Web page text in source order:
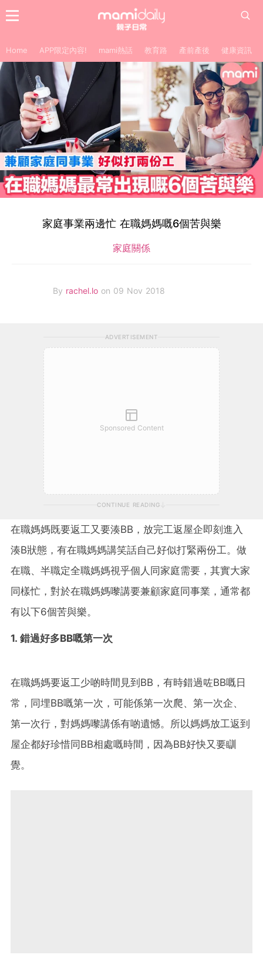
Home APP限定內容! mami熱話 教育路 產前產後 健康資訊
家庭事業兩邊忙 在職媽媽嘅6個苦與樂
家庭關係
By rachel.lo on 09 Nov 2018
ADVERTISEMENT
Sponsored Content
CONTINUE READING
在職媽媽既要返工又要湊BB，放完工返屋企即刻進入
湊B狀態，有在職媽媽講笑話自己好似打緊兩份工。做
在職、半職定全職媽媽視乎個人同家庭需要，其實大家
同樣忙，對於在職媽媽嚟講要兼顧家庭同事業，通常都
有以下6個苦與樂。
1. 錯過好多BB嘅第一次
在職媽媽要返工少啲時間見到BB，有時錯過咗BB嘅日
常，同埋BB嘅第一次，可能係第一次爬、第一次企、
第一次行，對媽媽嚟講係有啲遺憾。所以媽媽放工返到
屋企都好珍惜同BB相處嘅時間，因為BB好快又要瞓
覺。